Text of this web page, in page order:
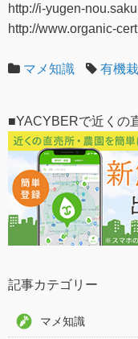
http://i-yugen-
http://www.organic-
マメ知識 有機
■YACYBERで近くの
記事カテゴリー
マメ知識